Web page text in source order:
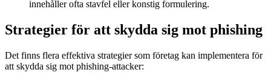
innehåller ofta stavfel eller konstig formulering.
Strategier för att skydda sig mot phishing
Det finns flera effektiva strategier som företag kan implementera för
att skydda sig mot phishing-attacker: